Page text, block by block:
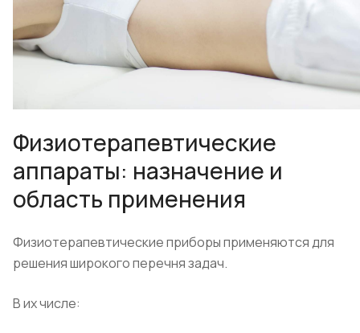
Физиотерапевтические
аппараты: назначение и
область применения
​Физиотерапевтические приборы применяются для
решения широкого перечня задач.
В их числе: